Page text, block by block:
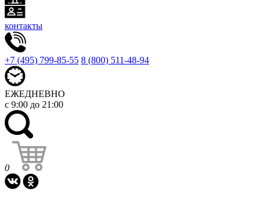
контакты
+7 (495) 799-85-55 8 (800) 511-48-94
ЕЖЕДНЕВНО
с 9:00 до 21:00
0